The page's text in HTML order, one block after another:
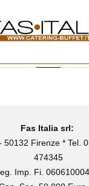
Fas Italia srl:
50132 Firenze * Tel.
474345
Imp. Fi.